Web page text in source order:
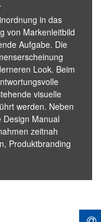
in das
von Markenleitbild
Aufgabe. Die
Look. Beim
visuelle
werden. Neben
Manual
zeitnah
Produktbranding